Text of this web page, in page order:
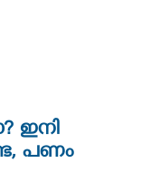
ഇനി
പണം